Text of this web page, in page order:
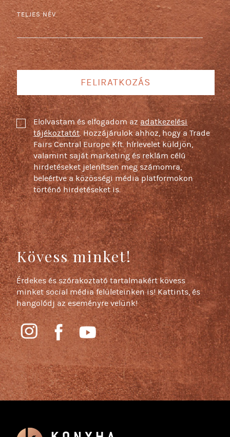
TELJES NÉV
FELIRATKOZÁS
Elolvastam és elfogadom azadatkezelési
tájékoztatót. Hozzájárulok ahhoz, hogy a Trade
Fairs Central Europe Kft. hírlevelet küldjön,
valamint saját marketing és reklám célú
hirdetéseket jelenítsen meg számomra,
beleértve a közösségi média platformokon
történő hirdetéseket is.
Kövess minket!
Érdekes és szórakoztató tartalmakért kövess
minket social média felületeinken is! Kattints, és
hangolódj az eseményre velünk!